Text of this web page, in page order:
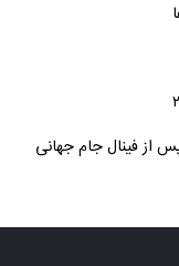
از فینال جام جهانی